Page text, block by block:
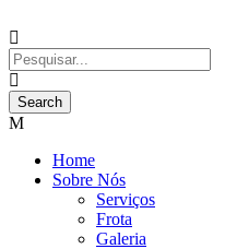
Home
Sobre Nós
Serviços
Frota
Galeria